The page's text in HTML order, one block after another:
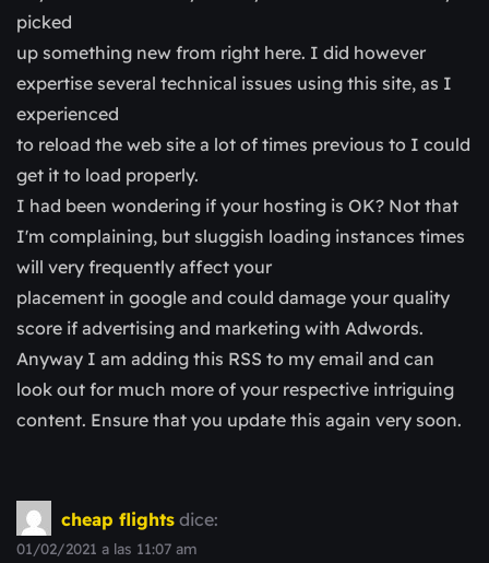
picked
up something new from right here. I did however
expertise several technical issues using this site, as I
experienced
to reload the web site a lot of times previous to I could
get it to load properly.
I had been wondering if your hosting is OK? Not that
I'm complaining, but sluggish loading instances times
will very frequently affect your
placement in google and could damage your quality
score if advertising and marketing with Adwords.
Anyway I am adding this RSS to my email and can
look out for much more of your respective intriguing
content. Ensure that you update this again very soon.
cheap flights dice:
01/02/2021 a las 11:07 am